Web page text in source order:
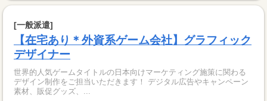
[一般派遣]
【在宅あり＊外資系ゲーム会社】グラフィック
デザイナー
世界的人気ゲームタイトルの日本向けマーケティング施策に関わる
デザイン制作をご担当いただきます！ デジタル広告やキャンペーン
素材、販促グッズ、...